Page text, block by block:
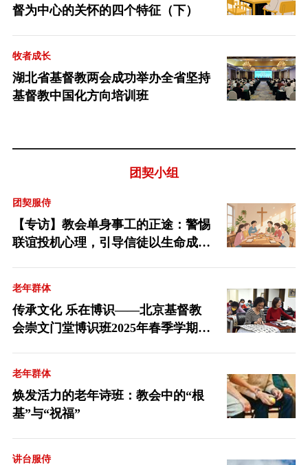
督为中心的关怀的四个特征（下）
牧者成长
湖北省基督教两会成功举办全省坚持
基督教中国化方向培训班
团契小组
团契服侍
【专访】教会单身事工的正途：警惕
联谊投机心理，引导信徒以生命成熟
老年群体
传承文化 乐在博识——北京基督教
会崇文门堂博识班2025年春季学期圆
老年群体
焕发活力的老年诗班：教会中的“根
基”与“祝福”
讲台服侍